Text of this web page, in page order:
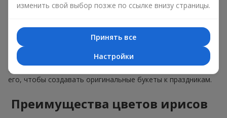
Внимание ценителей цветов букет из ирисов привлекает
гармонии. Он эффектно выделяется среди других растений
и прекрасно вписывается в подарочный комплект как сам
по себе, так и в комбинации с другими цветами. Именно
поэтому ирис давно стал любимым растением флористов.
И мы, в цветочном сервисе
его, чтобы создавать оригинальные букеты к праздникам.
Преимущества цветов ирисов
изменить свой выбор позже по ссылке внизу страницы.
Принять все
Настройки